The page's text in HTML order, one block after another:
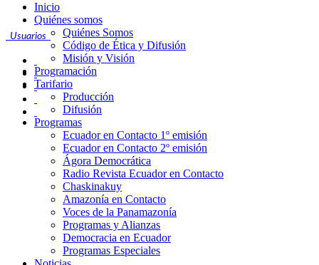
Usuarios
Inicio
Quiénes somos
Quiénes Somos
Código de Ética y Difusión
Misión y Visión
Programación
Tarifario
Producción
Difusión
Programas
Ecuador en Contacto 1º emisión
Ecuador en Contacto 2º emisión
Ágora Democrática
Radio Revista Ecuador en Contacto
Chaskinakuy
Amazonía en Contacto
Voces de la Panamazonía
Programas y Alianzas
Democracia en Ecuador
Programas Especiales